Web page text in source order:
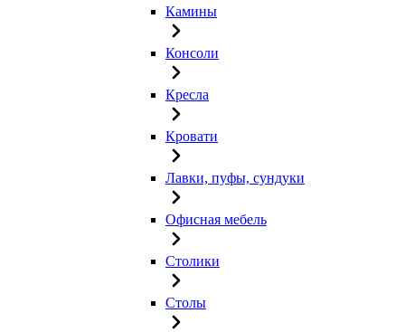
Камины
Консоли
Кресла
Кровати
Лавки, пуфы, сундуки
Офисная мебель
Столики
Столы